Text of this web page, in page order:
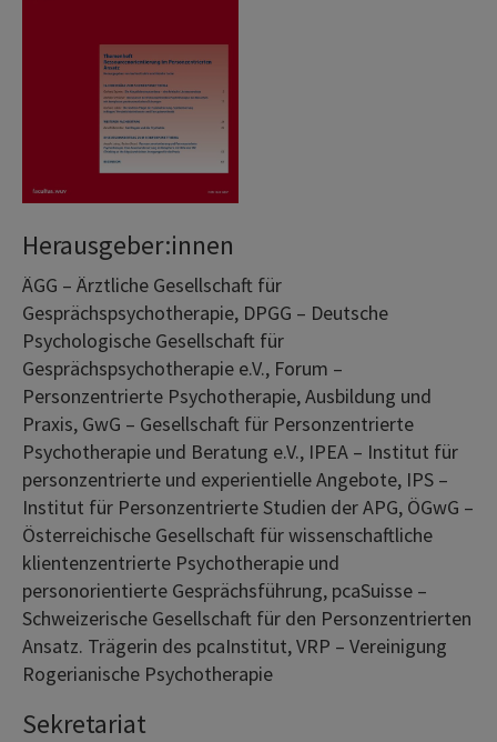
Herausgeber:innen
ÄGG – Ärztliche Gesellschaft für
Gesprächspsychotherapie, DPGG – Deutsche
Psychologische Gesellschaft für
Gesprächspsychotherapie e.V., Forum –
Personzentrierte Psychotherapie, Ausbildung und
Praxis, GwG – Gesellschaft für Personzentrierte
Psychotherapie und Beratung e.V., IPEA – Institut für
personzentrierte und experientielle Angebote, IPS –
Institut für Personzentrierte Studien der APG, ÖGwG –
Österreichische Gesellschaft für wissenschaftliche
klientenzentrierte Psychotherapie und
personorientierte Gesprächsführung, pcaSuisse –
Schweizerische Gesellschaft für den Personzentrierten
Ansatz. Trägerin des pcaInstitut, VRP – Vereinigung
Rogerianische Psychotherapie
Sekretariat